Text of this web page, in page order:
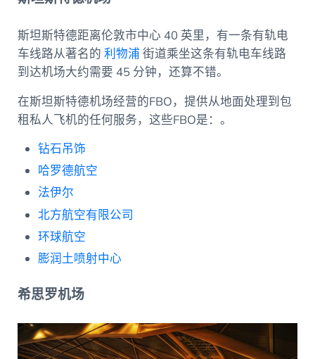
斯坦斯特德距离伦敦市中心 40 英里，有一条有轨电
车线路从著名的 利物浦 街道乘坐这条有轨电车线路
到达机场大约需要 45 分钟，还算不错。
在斯坦斯特德机场经营的FBO，提供从地面处理到包
租私人飞机的任何服务，这些FBO是：。
钻石吊饰
哈罗德航空
法伊尔
北方航空有限公司
环球航空
膨润土喷射中心
希思罗机场